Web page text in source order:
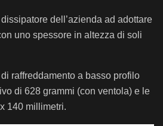
dell’azienda ad adottare
uno spessore in altezza di soli
raffreddamento a basso profilo
di 628 grammi (con ventola) e le
140 millimetri.